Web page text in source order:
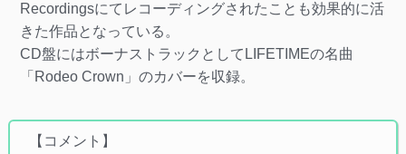
Recordingsにてレコーディングされたことも効果的に活
きた作品となっている。
CD盤にはボーナストラックとしてLIFETIMEの名曲
「Rodeo Crown」のカバーを収録。
【コメント】